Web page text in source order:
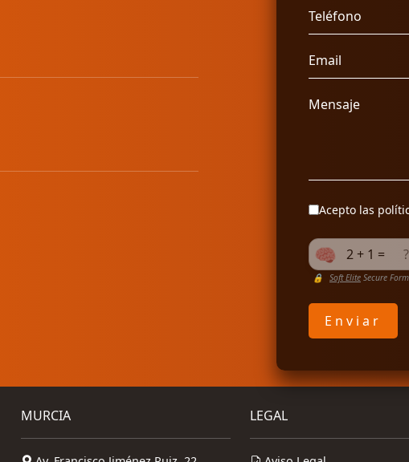
Teléfono
Email
Mensaje
Acepto las
2 + 1 =
🔒 Soft Elite Secure Form
Enviar
MURCIA LEGAL